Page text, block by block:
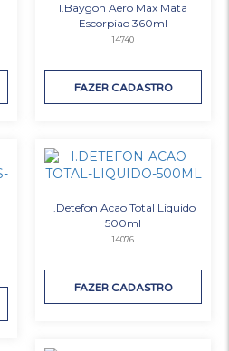
I.Baygon Aero Max Mata
Escorpiao 360ml
14740
FAZER CADASTRO
I.Detefon Acao Total Liquido
500ml
14076
FAZER CADASTRO